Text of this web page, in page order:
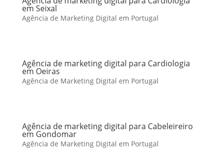
em Seixal
Agência de Marketing Digital em Portugal
Agência de marketing digital para Cardiologia
em Oeiras
Agência de Marketing Digital em Portugal
Agência de marketing digital para Cabeleireiro
em Gondomar
Agência de Marketing Digital em Portugal